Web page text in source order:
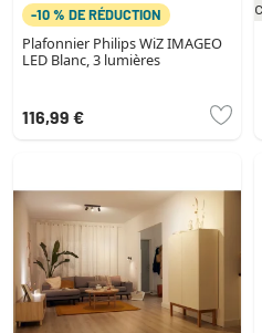
-10 % DE RÉDUCTION
Plafonnier Philips WiZ IMAGEO
LED Blanc, 3 lumières
116,99 €